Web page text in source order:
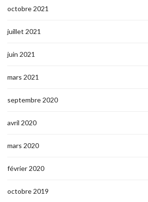
octobre 2021
juillet 2021
juin 2021
mars 2021
septembre 2020
avril 2020
mars 2020
février 2020
octobre 2019